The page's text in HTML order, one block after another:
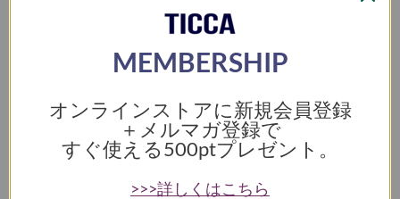
月々6,600円 から。分割手数料無料
サンタフェスタイルに想いを馳せたロングベスト
MEMBERSHIP
オンラインストアに新規会員登録
＋メルマガ登録で
すぐ使える500ptプレゼント。
>>>詳しくはこちら